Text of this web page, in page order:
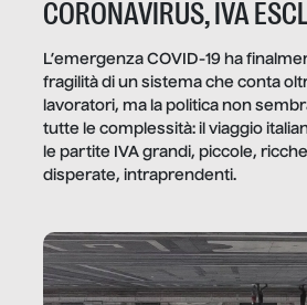
CORONAVIRUS, IVA
L’emergenza COVID-19 ha
fragilità di un sistema che conta
lavoratori, ma la politica non
tutte le complessità: il viaggio
le partite IVA grandi, piccole,
disperate, intraprendenti.